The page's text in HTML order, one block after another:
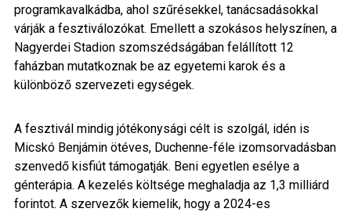
programkavalkádba, ahol szűrésekkel, tanácsadásokkal
várják a fesztiválozókat. Emellett a szokásos helyszínen, a
Nagyerdei Stadion szomszédságában felállított 12
faházban mutatkoznak be az egyetemi karok és a
különböző szervezeti egységek.
A fesztivál mindig jótékonysági célt is szolgál, idén is
Micskó Benjámin ötéves, Duchenne-féle izomsorvadásban
szenvedő kisfiút támogatják. Beni egyetlen esélye a
génterápia. A kezelés költsége meghaladja az 1,3 milliárd
forintot. A szervezők kiemelik, hogy a 2024-es